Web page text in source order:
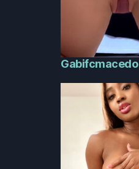
Gabifcmacedo